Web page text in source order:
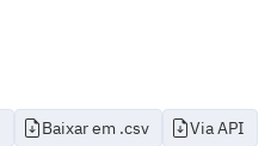
Baixar em .csv Via API